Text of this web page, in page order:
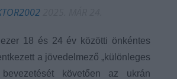
18 és 24 év közötti önkéntes
a jövedelmező „különleges
bevezetését követően az ukrán